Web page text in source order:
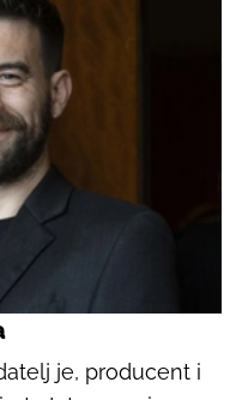
je, producent i